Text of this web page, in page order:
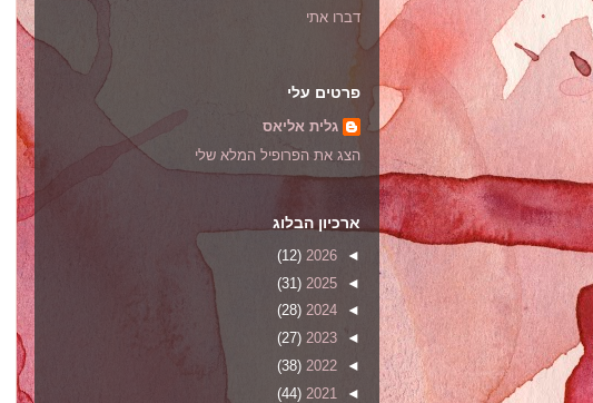
דברו אתי
פרטים עלי
גלית אליאס
הצג את הפרופיל המלא שלי
ארכיון הבלוג
◄
2026
(12)
◄
2025
(31)
◄
2024
(28)
◄
2023
(27)
◄
2022
(38)
◄
2021
(44)